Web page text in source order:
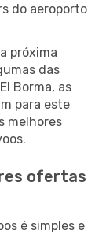
do aeroporto
próxima
das
Borma, as
para este
melhores
ofertas
é simples e